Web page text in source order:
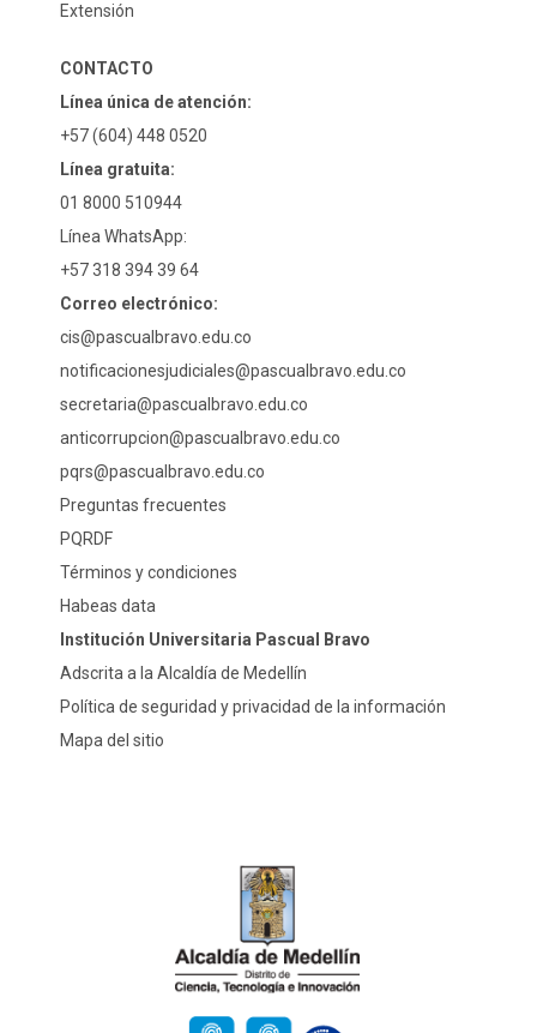
Extensión
CONTACTO
Línea única de atención:
+57 (604) 448 0520
Línea gratuita:
01 8000 510944
Línea WhatsApp:
+57 318 394 39 64
Correo electrónico:
cis@pascualbravo.edu.co
notificacionesjudiciales@pascualbravo.edu.co
secretaria@pascualbravo.edu.co
anticorrupcion@pascualbravo.edu.co
pqrs@pascualbravo.edu.co
Preguntas frecuentes
PQRDF
Términos y condiciones
Habeas data
Institución Universitaria Pascual Bravo
Adscrita a la Alcaldía de Medellín
Política de seguridad y privacidad de la información
Mapa del sitio